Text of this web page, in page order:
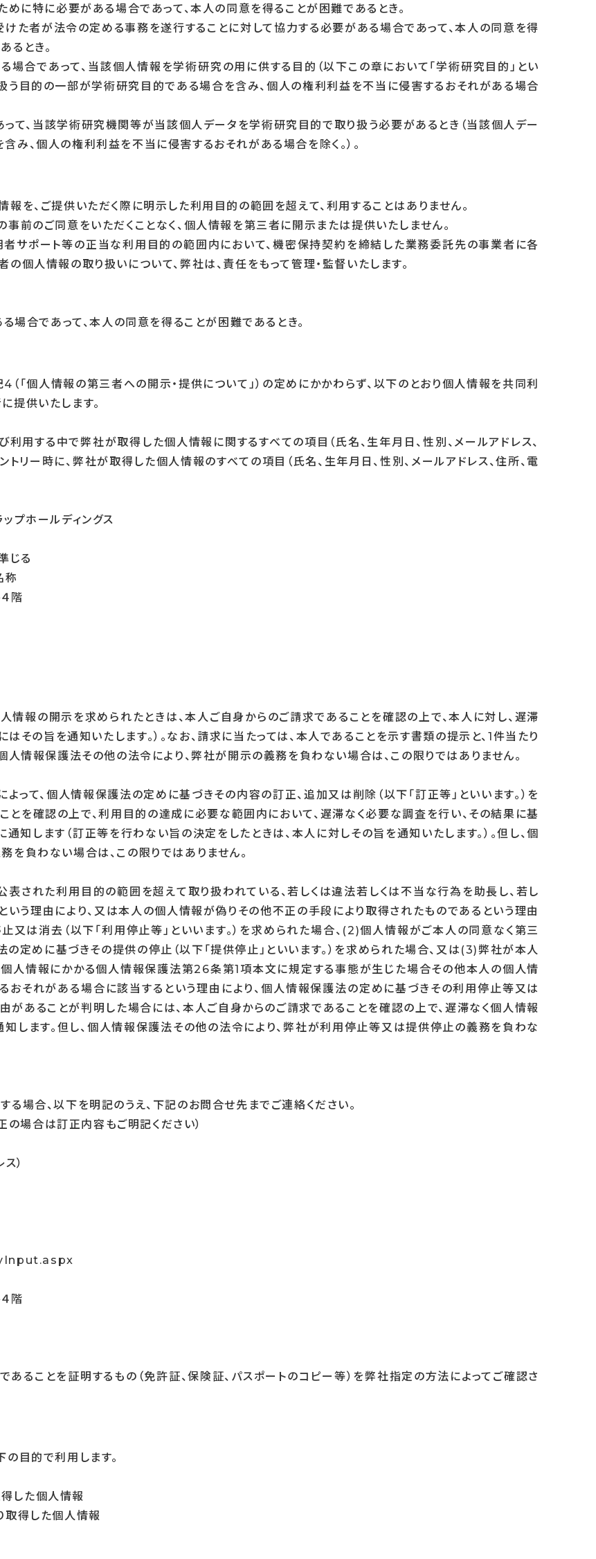
特に必要がある場合であって、本人の同意を得ることが困難であるとき。
た者が法令の定める事務を遂行することに対して協力する必要がある場合であって、本人の同意を得
るとき。
合であって、当該個人情報を学術研究の用に供する目的（以下この章において「学術研究目的」とい
扱う目的の一部が学術研究目的である場合を含み、個人の権利利益を不当に侵害するおそれがある場合
て、当該学術研究機関等が当該個人データを学術研究目的で取り扱う必要があるとき（当該個人デー
、個人の権利利益を不当に侵害するおそれがある場合を除く。）。
を、ご提供いただく際に明示した利用目的の範囲を超えて、利用することはありません。
前のご同意をいただくことなく、個人情報を第三者に開示または提供いたしません。
者サポート等の正当な利用目的の範囲内において、機密保持契約を締結した業務委託先の事業者に各
個人情報の取り扱いについて、弊社は、責任をもって管理・監督いたします。
合であって、本人の同意を得ることが困難であるとき。
（「個人情報の第三者への開示・提供について」）の定めにかかわらず、以下のとおり個人情報を共同利
提供いたします。
用する中で弊社が取得した個人情報に関するすべての項目（氏名、生年月日、性別、メールアドレス、
リー時に、弊社が取得した個人情報のすべての項目（氏名、生年月日、性別、メールアドレス、住所、電
プホールディングス
じる
称
階
情報の開示を求められたときは、本人ご自身からのご請求であることを確認の上で、本人に対し、遅滞
その旨を通知いたします。）。なお、請求に当たっては、本人であることを示す書類の提示と、1件当たり
人情報保護法その他の法令により、弊社が開示の義務を負わない場合は、この限りではありません。
って、個人情報保護法の定めに基づきその内容の訂正、追加又は削除（以下「訂正等」といいます。）を
とを確認の上で、利用目的の達成に必要な範囲内において、遅滞なく必要な調査を行い、その結果に基
知します（訂正等を行わない旨の決定をしたときは、本人に対しその旨を通知いたします。）。但し、個
負わない場合は、この限りではありません。
表された利用目的の範囲を超えて取り扱われている、若しくは違法若しくは不当な行為を助長し、若し
いう理由により、又は本人の個人情報が偽りその他不正の手段により取得されたものであるという理由
又は消去（以下「利用停止等」といいます。）を求められた場合、(2)個人情報がご本人の同意なく第三
定めに基づきその提供の停止（以下「提供停止」といいます。）を求められた場合、又は(3)弊社が本人
人情報にかかる個人情報保護法第26条第1項本文に規定する事態が生じた場合その他本人の個人情
それがある場合に該当するという理由により、個人情報保護法の定めに基づきその利用停止等又は
があることが判明した場合には、本人ご自身からのご請求であることを確認の上で、遅滞なく個人情報
します。但し、個人情報保護法その他の法令により、弊社が利用停止等又は提供停止の義務を負わな
場合、以下を明記のうえ、下記のお問合せ先までご連絡ください。
の場合は訂正内容もご明記ください）
）
階
ることを証明するもの（免許証、保険証、パスポートのコピー等）を弊社指定の方法によってご確認さ
目的で利用します。
した個人情報
取得した個人情報